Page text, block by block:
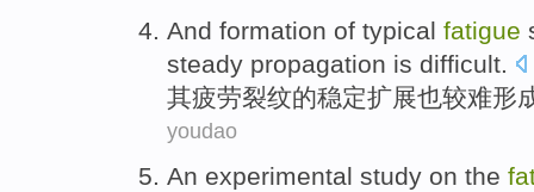
And formation of typical fatigue
steady propagation is difficult.
其疲劳裂纹的稳定扩展也较难形
youdao
An experimental study on the